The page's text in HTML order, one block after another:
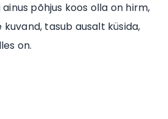
ainus põhjus koos olla on hirm,
kuvand, tasub ausalt küsida,
on.